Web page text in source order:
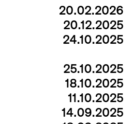
20.02.2026
20.12.2025
24.10.2025
25.10.2025
18.10.2025
11.10.2025
14.09.2025